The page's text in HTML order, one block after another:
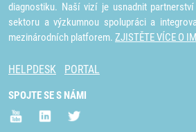
diagnostiku. Naší vizí je usnadnit
sektoru a výzkumnou spolupráci a
mezinárodních platforem. ZJISTĚTE VÍCE O
HELPDESK PORTAL
SPOJTE SE S NÁMI